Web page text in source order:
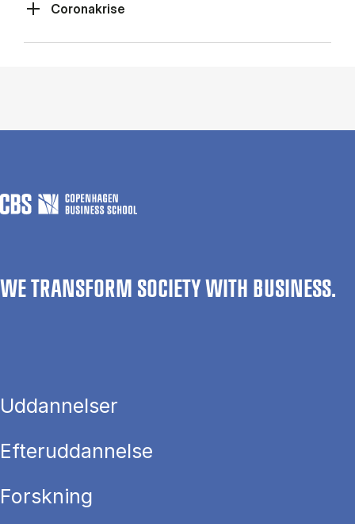
Coronakrise
WE TRANSFORM SOCIETY WITH BUSINESS.
Uddannelser
Efteruddannelse
Forskning